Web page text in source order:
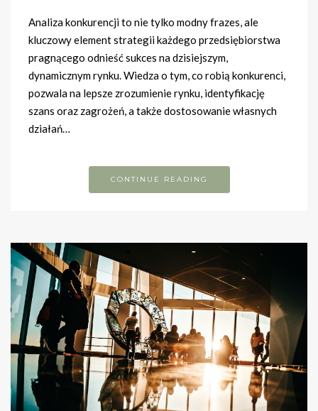
Analiza konkurencji to nie tylko modny frazes, ale
kluczowy element strategii każdego przedsiębiorstwa
pragnącego odnieść sukces na dzisiejszym,
dynamicznym rynku. Wiedza o tym, co robią konkurenci,
pozwala na lepsze zrozumienie rynku, identyfikację
szans oraz zagrożeń, a także dostosowanie własnych
działań…
CONTINUE READING